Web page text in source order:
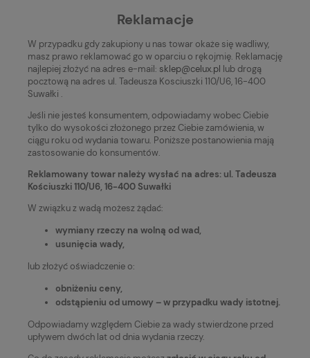
Reklamacje
W przypadku gdy zakupiony u nas towar okaże się wadliwy,
masz prawo reklamować go w oparciu o rękojmię. Reklamację
najlepiej złożyć na adres e-mail: sklep@celux.pl lub drogą
pocztową na adres ul. Tadeusza Kosciuszki 110/U6, 16-400
Suwałki .
Jeśli nie jesteś konsumentem, odpowiadamy wobec Ciebie
tylko do wysokości złożonego przez Ciebie zamówienia, w
ciągu roku od wydania towaru. Poniższe postanowienia mają
zastosowanie do konsumentów.
Reklamowany towar należy wysłać na adres: ul. Tadeusza
Kościuszki 110/U6, 16-400 Suwałki
W związku z wadą możesz żądać:
wymiany rzeczy na wolną od wad,
usunięcia wady,
lub złożyć oświadczenie o:
obniżeniu ceny,
odstąpieniu od umowy – w przypadku wady istotnej.
Odpowiadamy względem Ciebie za wady stwierdzone przed
upływem dwóch lat od dnia wydania rzeczy.